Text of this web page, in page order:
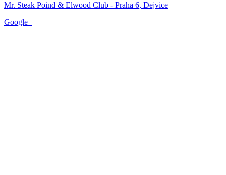
Mr. Steak Poind & Elwood Club - Praha 6, Dejvice
Google+